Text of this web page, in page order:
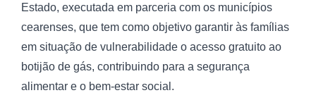
Estado, executada em parceria com os municípios
cearenses, que tem como objetivo garantir às famílias
em situação de vulnerabilidade o acesso gratuito ao
botijão de gás, contribuindo para a segurança
alimentar e o bem-estar social.